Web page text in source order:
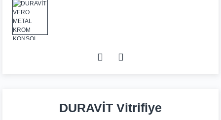
DURAVİT Vitrifiye